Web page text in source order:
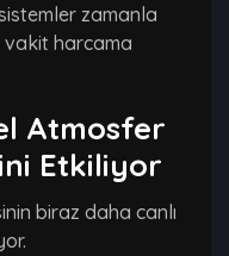
zamanla
vakit harcama
Atmosfer
Etkiliyor
biraz daha canlı